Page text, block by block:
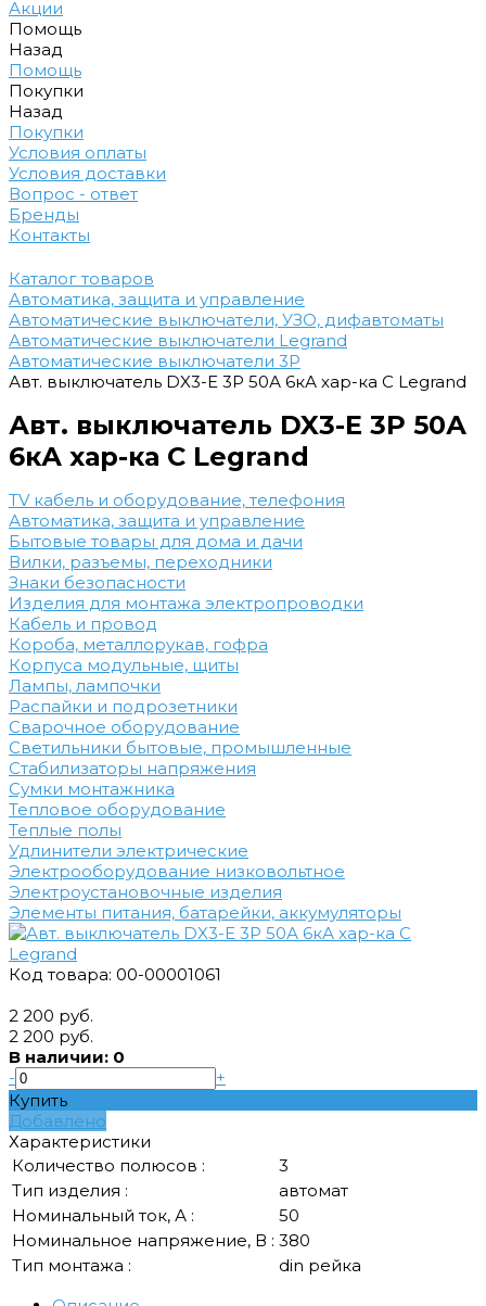
Акции
Помощь
Назад
Помощь
Покупки
Назад
Покупки
Условия оплаты
Условия доставки
Вопрос - ответ
Бренды
Контакты
Каталог товаров
Автоматика, защита и управление
Автоматические выключатели, УЗО, дифавтоматы
Автоматические выключатели Legrand
Автоматические выключатели 3P
Авт. выключатель DX3-E 3Р 50А 6кА хар-ка С Legrand
Авт. выключатель DX3-E 3Р 50А
6кА хар-ка С Legrand
TV кабель и оборудование, телефония
Автоматика, защита и управление
Бытовые товары для дома и дачи
Вилки, разъемы, переходники
Знаки безопасности
Изделия для монтажа электропроводки
Кабель и провод
Короба, металлорукав, гофра
Корпуса модульные, щиты
Лампы, лампочки
Распайки и подрозетники
Сварочное оборудование
Светильники бытовые, промышленные
Стабилизаторы напряжения
Сумки монтажника
Тепловое оборудование
Теплые полы
Удлинители электрические
Электрооборудование низковольтное
Электроустановочные изделия
Элементы питания, батарейки, аккумуляторы
Код товара: 00-00001061
2 200 руб.
2 200 руб.
В наличии: 0
-
+
Купить
Добавлено
Характеристики
Количество полюсов :
3
Тип изделия :
автомат
Номинальный ток, А :
50
Номинальное напряжение, В : 380
Тип монтажа :
din рейка